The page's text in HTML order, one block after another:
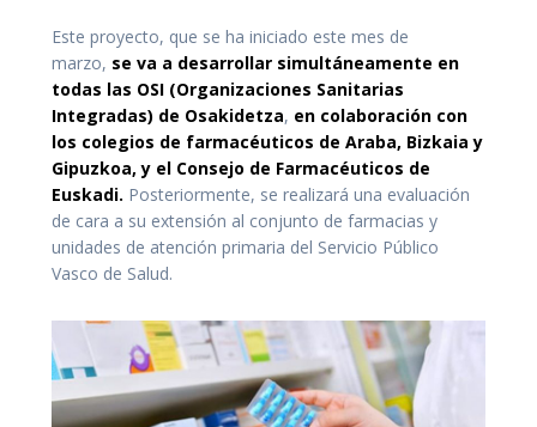
Este proyecto, que se ha iniciado este mes de
marzo, se va a desarrollar simultáneamente en
todas las OSI (Organizaciones Sanitarias
Integradas) de Osakidetza, en colaboración con
los colegios de farmacéuticos de Araba, Bizkaia y
Gipuzkoa, y el Consejo de Farmacéuticos de
Euskadi. Posteriormente, se realizará una evaluación
de cara a su extensión al conjunto de farmacias y
unidades de atención primaria del Servicio Público
Vasco de Salud.